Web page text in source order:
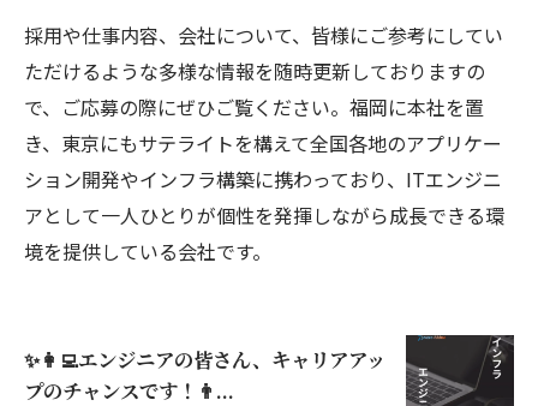
採用や仕事内容、会社について、皆様にご参考にしてい
ただけるような多様な情報を随時更新しておりますの
で、ご応募の際にぜひご覧ください。福岡に本社を置
き、東京にもサテライトを構えて全国各地のアプリケー
ション開発やインフラ構築に携わっており、ITエンジニ
アとして一人ひとりが個性を発揮しながら成長できる環
境を提供している会社です。
✨👩‍💻エンジニアの皆さん、キャリアアッ
プのチャンスです！👨...